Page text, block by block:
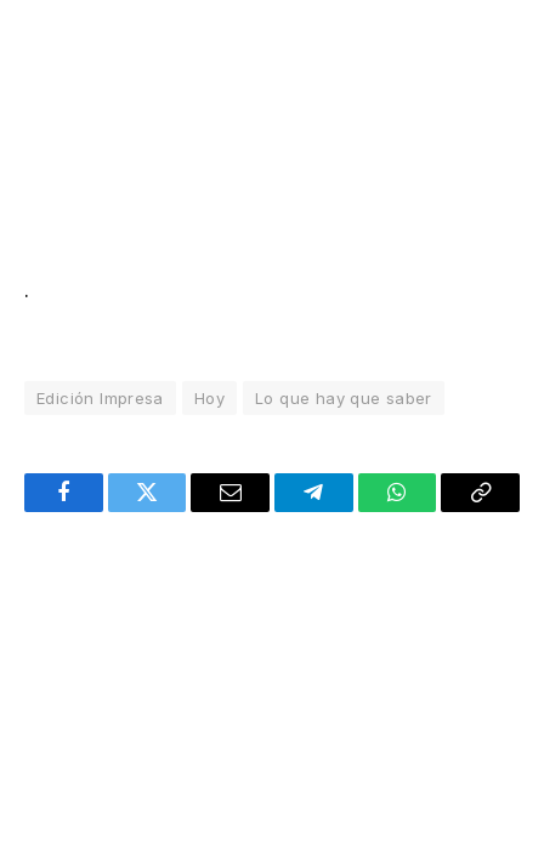
.
Edición Impresa Hoy Lo que hay que saber
FacebookTwitter Email TelegramWhatsAppCopy